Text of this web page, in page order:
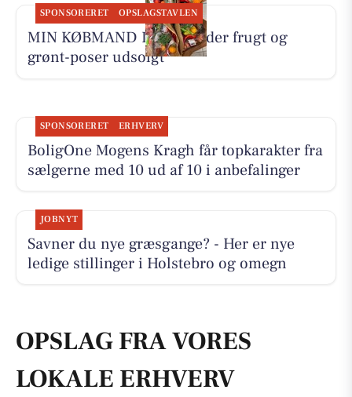
SPONSORERET OPSLAGSTAVLEN
MIN KØBMAND I ASP melder frugt og
grønt-poser udsolgt
SPONSORERET ERHVERV
BoligOne Mogens Kragh får topkarakter fra
sælgerne med 10 ud af 10 i anbefalinger
JOBNYT
Savner du nye græsgange? - Her er nye
ledige stillinger i Holstebro og omegn
OPSLAG FRA VORES
LOKALE ERHVERV